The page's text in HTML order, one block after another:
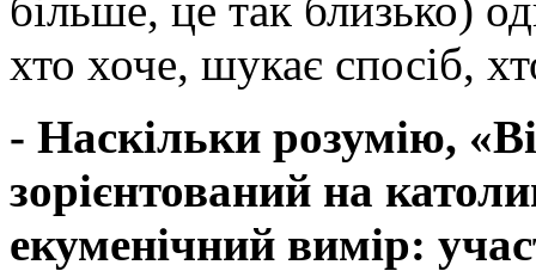
хто хоче, шукає спосіб,
- Наскільки розумію,
зорієнтований на
екуменічний вимір: